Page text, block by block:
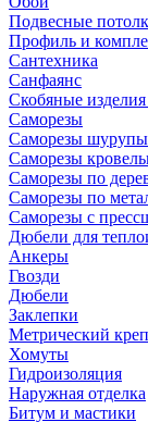
Подвесные
Профиль и
Сантехника
Санфаянс
Скобяные
Саморезы
Саморезы шурупы
Саморезы
Саморезы по
Саморезы по
Саморезы с
Дюбели для
Анкеры
Гвозди
Дюбели
Заклепки
Метрический
Хомуты
Гидроизоляция
Наружная отделка
Битум и мастики